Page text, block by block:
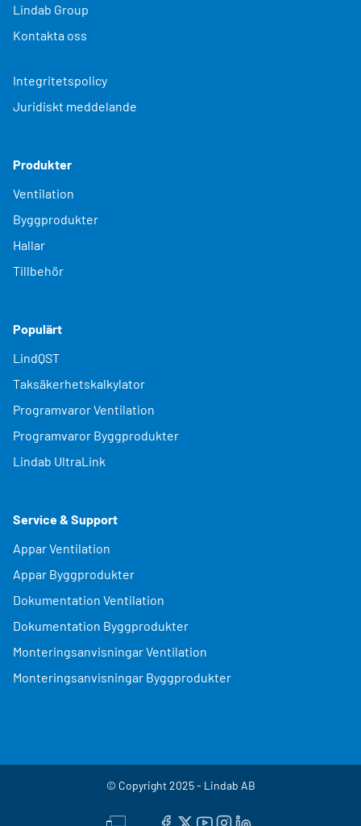
Lindab Group
Kontakta oss
Integritetspolicy
Juridiskt meddelande
Produkter
Ventilation
Byggprodukter
Hallar
Tillbehör
Populärt
LindQST
Taksäkerhetskalkylator
Programvaror Ventilation
Programvaror Byggprodukter
Lindab UltraLink
Service & Support
Appar Ventilation
Appar Byggprodukter
Dokumentation Ventilation
Dokumentation Byggprodukter
Monteringsanvisningar Ventilation
Monteringsanvisningar Byggprodukter
© Copyright 2025 - Lindab AB